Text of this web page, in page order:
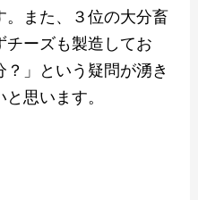
。また、３位の大分畜
チーズも製造してお
？」という疑問が湧き
思います。